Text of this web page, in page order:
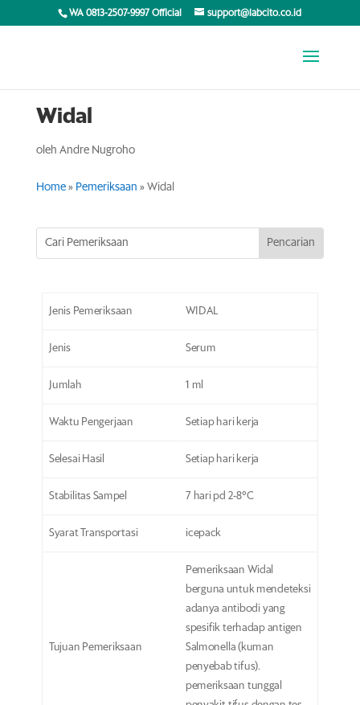
WA 0813-2507-9997 Official support@labcito.co.id
Widal
oleh Andre Nugroho
Home» Pemeriksaan » Widal
Jenis Pemeriksaan WIDAL
Jenis Serum
Jumlah 1 ml
Waktu Pengerjaan Setiap hari kerja
Selesai Hasil Setiap hari kerja
Stabilitas Sampel 7 hari pd 2-8°C
Syarat Transportasi icepack
Tujuan Pemeriksaan
Pemeriksaan Widal
berguna untuk mendeteksi
adanya antibodi yang
spesifik terhadap antigen
Salmonella (kuman
penyebab tifus).
pemeriksaan tunggal